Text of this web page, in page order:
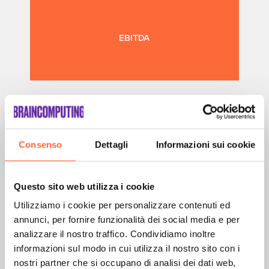
Consenso Dettagli Informazioni sui cookie
Questo sito web utilizza i cookie
Utilizziamo i cookie per personalizzare contenuti ed
annunci, per fornire funzionalità dei social media e per
analizzare il nostro traffico. Condividiamo inoltre
informazioni sul modo in cui utilizza il nostro sito con i
nostri partner che si occupano di analisi dei dati web,
EBITDA